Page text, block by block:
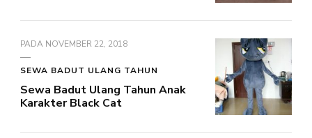
PADA NOVEMBER 22, 2018
SEWA BADUT ULANG TAHUN
Sewa Badut Ulang Tahun Anak
Karakter Black Cat